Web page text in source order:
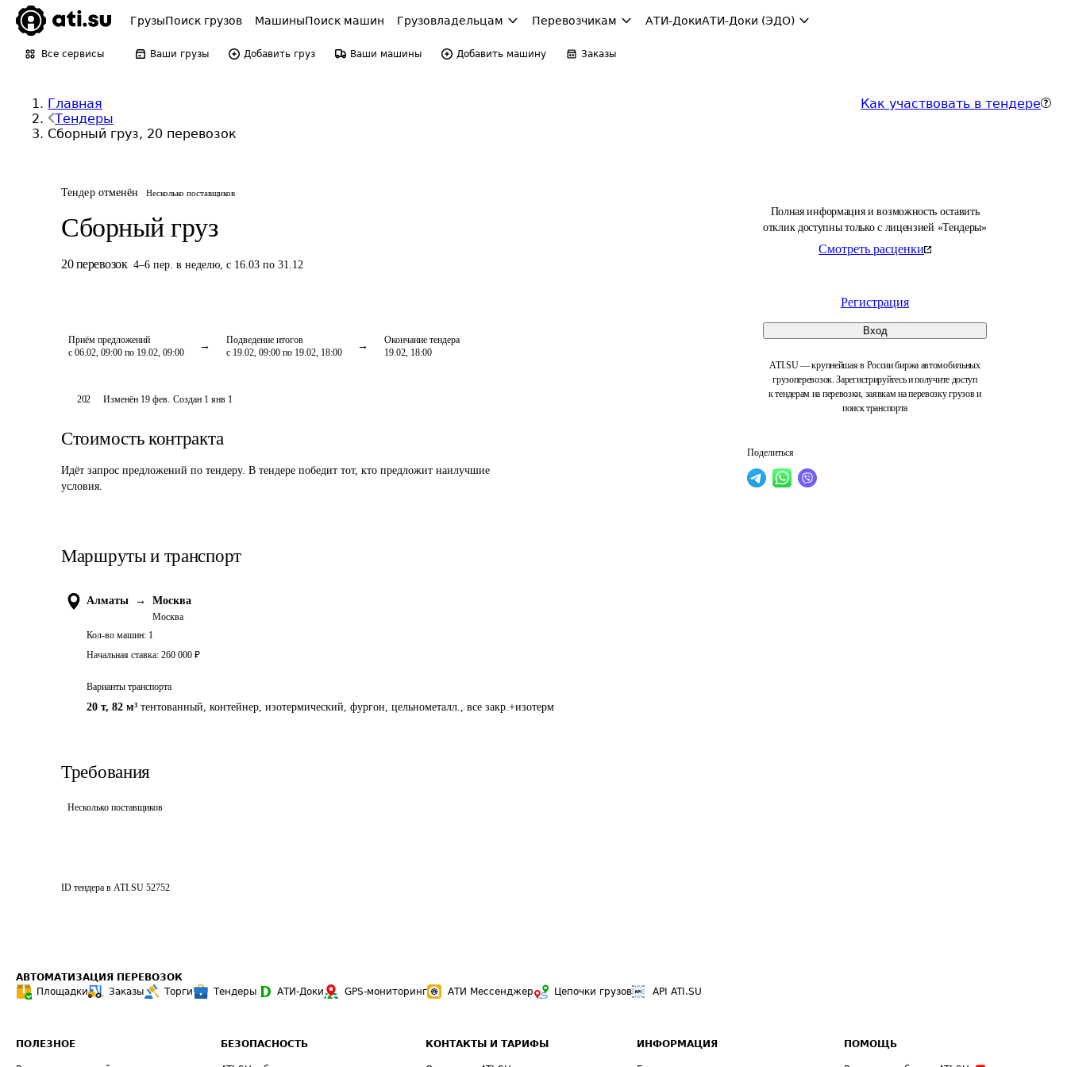
ГрузыПоиск грузов МашиныПоиск машин Грузовладельцам Перевозчикам АТИ-ДокиАТИ-Доки (ЭДО)
Все сервисы Ваши грузы Добавить груз Ваши машины Добавить машину Заказы
Главная
Тендеры
Сборный груз, 20 перевозок
Как участвовать в тендере
Тендер отменён Несколько поставщиков
Сборный груз
20 перевозок 4–6 пер. в неделю, с 16.03 по 31.12
Приём предложений
с 06.02, 09:00 по 19.02, 09:00
Подведение итогов
с 19.02, 09:00 по 19.02, 18:00
Окончание тендера
19.02, 18:00
Полная информация и возможность оставить
отклик доступны только с лицензией «Тендеры»
Смотреть расценки
Регистрация
Вход
ATI.SU — крупнейшая в России биржа автомобильных
грузоперевозок. Зарегистрируйтесь и получите доступ
к тендерам на перевозки, заявкам на перевозку грузов и
поиск транспорта
Поделиться
202 Изменён 19 фев. Создан 1 янв 1
Стоимость контракта
Идёт запрос предложений по тендеру. В тендере победит тот, кто предложит наилучшие
условия.
Маршруты и транспорт
Алматы → Москва
Москва
Кол-во машин: 1
Начальная ставка: 260 000 ₽
Варианты транспорта
20 т, 82 м³ тентованный, контейнер, изотермический, фургон, цельнометалл., все закр.+изотерм
Требования
Несколько поставщиков
ID тендера в ATI.SU 52752
АВТОМАТИЗАЦИЯ ПЕРЕВОЗОК
Площадки
Заказы Торги Тендеры АТИ-Доки GPS-мониторинг АТИ Мессенджер Цепочки грузов API ATI.SU
ПОЛЕЗНОЕ БЕЗОПАСНОСТЬ КОНТАКТЫ И ТАРИФЫ ИНФОРМАЦИЯ ПОМОЩЬ